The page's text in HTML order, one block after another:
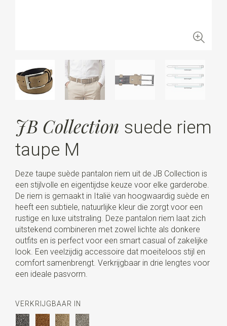
JB Collection suede riem
taupe M
Deze taupe suède pantalon riem uit de JB Collection is
een stijlvolle en eigentijdse keuze voor elke garderobe.
De riem is gemaakt in Italië van hoogwaardig suède en
heeft een subtiele, natuurlijke kleur die zorgt voor een
rustige en luxe uitstraling. Deze pantalon riem laat zich
uitstekend combineren met zowel lichte als donkere
outfits en is perfect voor een smart casual of zakelijke
look. Een veelzijdig accessoire dat moeiteloos stijl en
comfort samenbrengt. Verkrijgbaar in drie lengtes voor
een ideale pasvorm.
VERKRIJGBAAR IN